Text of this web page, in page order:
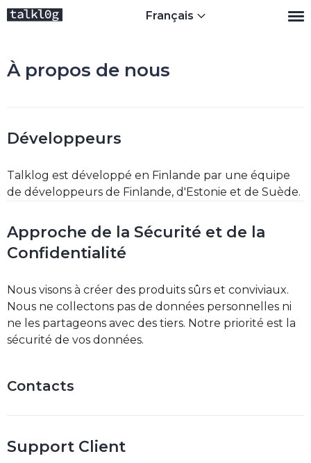
Français
À propos de nous
Développeurs
Talklog est développé en Finlande par une équipe
de développeurs de Finlande, d'Estonie et de Suède.
Approche de la Sécurité et de la
Confidentialité
Nous visons à créer des produits sûrs et conviviaux.
Nous ne collectons pas de données personnelles ni
ne les partageons avec des tiers. Notre priorité est la
sécurité de vos données.
Contacts
Support Client